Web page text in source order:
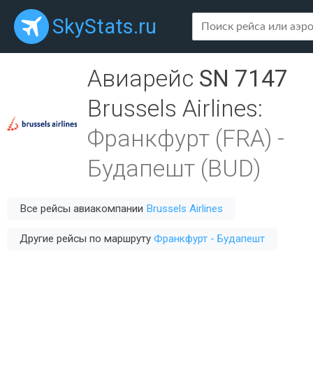
SkyStats.ru
Авиарейс SN 7147
Brussels Airlines:
Франкфурт (FRA) -
Будапешт (BUD)
Все рейсы авиакомпании Brussels Airlines
Другие рейсы по маршруту Франкфурт - Будапешт